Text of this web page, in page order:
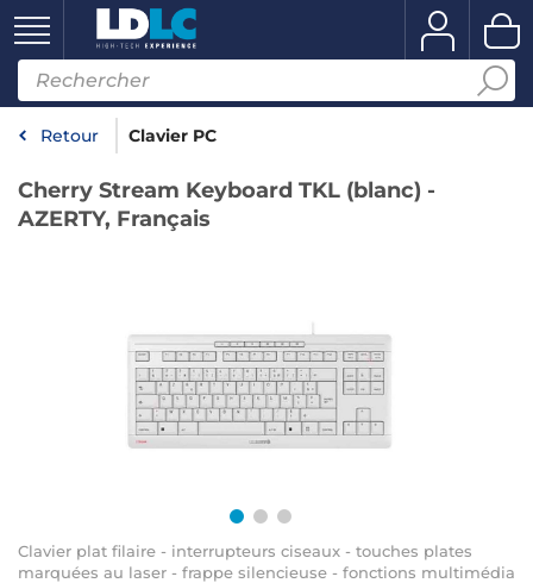
Retour Clavier PC
Cherry Stream Keyboard TKL (blanc) -
AZERTY, Français
Clavier plat filaire - interrupteurs ciseaux - touches plates
marquées au laser - frappe silencieuse - fonctions multimédia